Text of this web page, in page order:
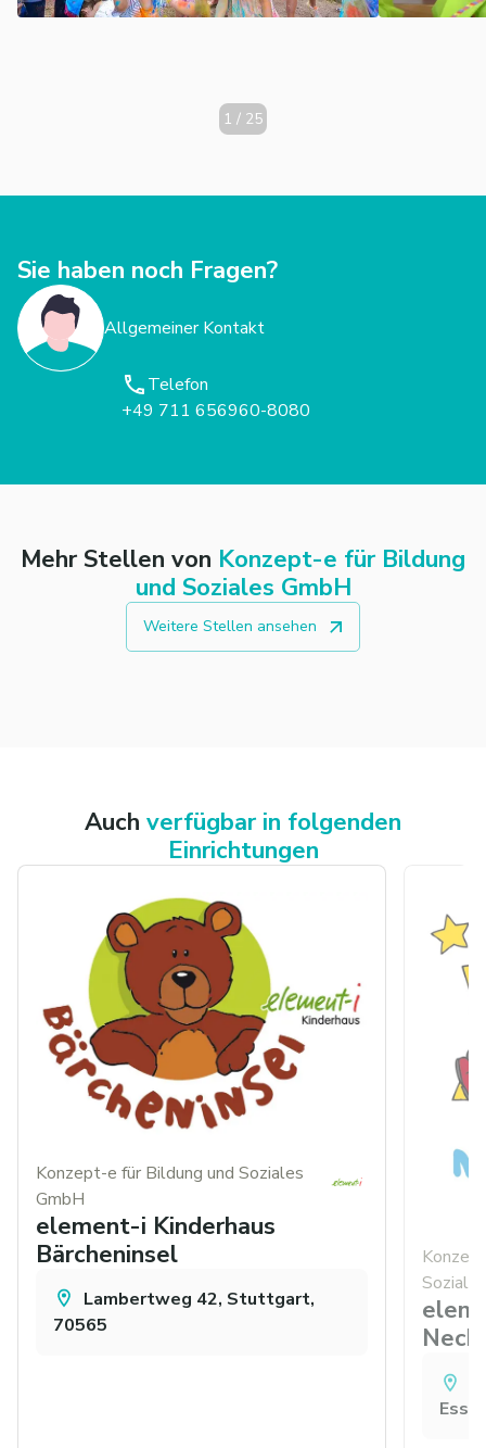
möchten.
1 / 25
Sie haben noch Fragen?
Allgemeiner Kontakt
Telefon
+49 711 656960-8080
Mehr Stellen von Konzept-e für Bildung
und Soziales GmbH
Weitere Stellen ansehen
Auch verfügbar in folgenden
Einrichtungen
Konzept-e für Bildung und Soziales
GmbH
element-i Kinderhaus
Bärcheninsel
Lambertweg 42, Stuttgart,
70565